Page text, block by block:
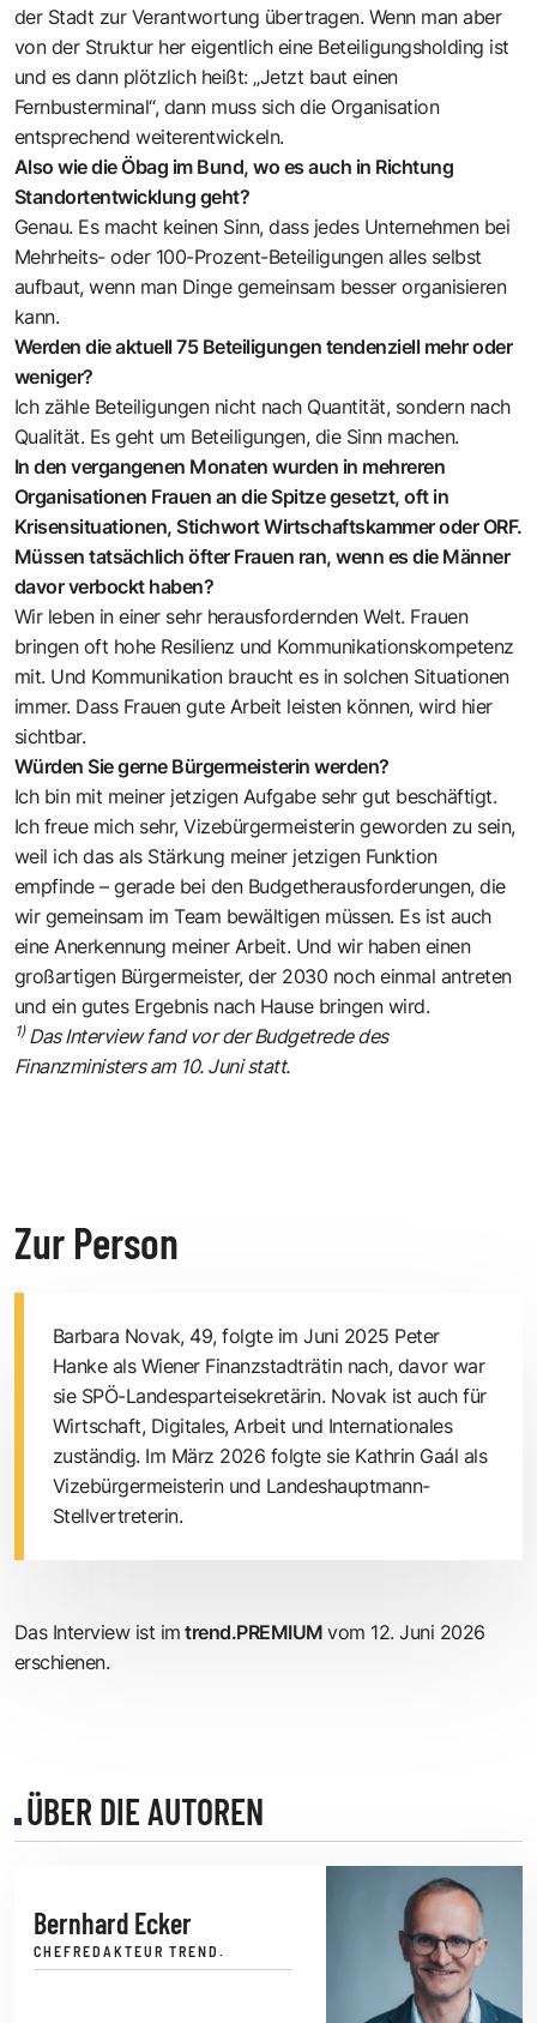
der Stadt zur Verantwortung übertragen. Wenn man aber
von der Struktur her eigentlich eine Beteiligungsholding ist
und es dann plötzlich heißt: „Jetzt baut einen
Fernbusterminal“, dann muss sich die Organisation
entsprechend weiterentwickeln.
Also wie die Öbag im Bund, wo es auch in Richtung
Standortentwicklung geht?
Genau. Es macht keinen Sinn, dass jedes Unternehmen bei
Mehrheits- oder 100-Prozent-Beteiligungen alles selbst
aufbaut, wenn man Dinge gemeinsam besser organisieren
kann.
Werden die aktuell 75 Beteiligungen tendenziell mehr oder
weniger?
Ich zähle Beteiligungen nicht nach Quantität, sondern nach
Qualität. Es geht um Beteiligungen, die Sinn machen.
In den vergangenen Monaten wurden in mehreren
Organisationen Frauen an die Spitze gesetzt, oft in
Krisensituationen, Stichwort Wirtschaftskammer oder ORF.
Müssen tatsächlich öfter Frauen ran, wenn es die Männer
davor verbockt haben?
Wir leben in einer sehr herausfordernden Welt. Frauen
bringen oft hohe Resilienz und Kommunikationskompetenz
mit. Und Kommunikation braucht es in solchen Situationen
immer. Dass Frauen gute Arbeit leisten können, wird hier
sichtbar.
Würden Sie gerne Bürgermeisterin werden?
Ich bin mit meiner jetzigen Aufgabe sehr gut beschäftigt.
Ich freue mich sehr, Vizebürgermeisterin geworden zu sein,
weil ich das als Stärkung meiner jetzigen Funktion
empfinde – gerade bei den Budgetherausforderungen, die
wir gemeinsam im Team bewältigen müssen. Es ist auch
eine Anerkennung meiner Arbeit. Und wir haben einen
großartigen Bürgermeister, der 2030 noch einmal antreten
und ein gutes Ergebnis nach Hause bringen wird.
1)Das Interview fand vor der Budgetrede des
Finanzministers am 10. Juni statt.
Zur Person
Barbara Novak, 49, folgte im Juni 2025 Peter
Hanke als Wiener Finanzstadträtin nach, davor war
sie SPÖ-Landesparteisekretärin. Novak ist auch für
Wirtschaft, Digitales, Arbeit und Internationales
zuständig. Im März 2026 folgte sie Kathrin Gaál als
Vizebürgermeisterin und Landeshauptmann-
Stellvertreterin.
Das Interview ist im trend.PREMIUMvom 12. Juni 2026
erschienen.
ÜBER DIE AUTOREN
Bernhard Ecker
CHEFREDAKTEUR TREND.